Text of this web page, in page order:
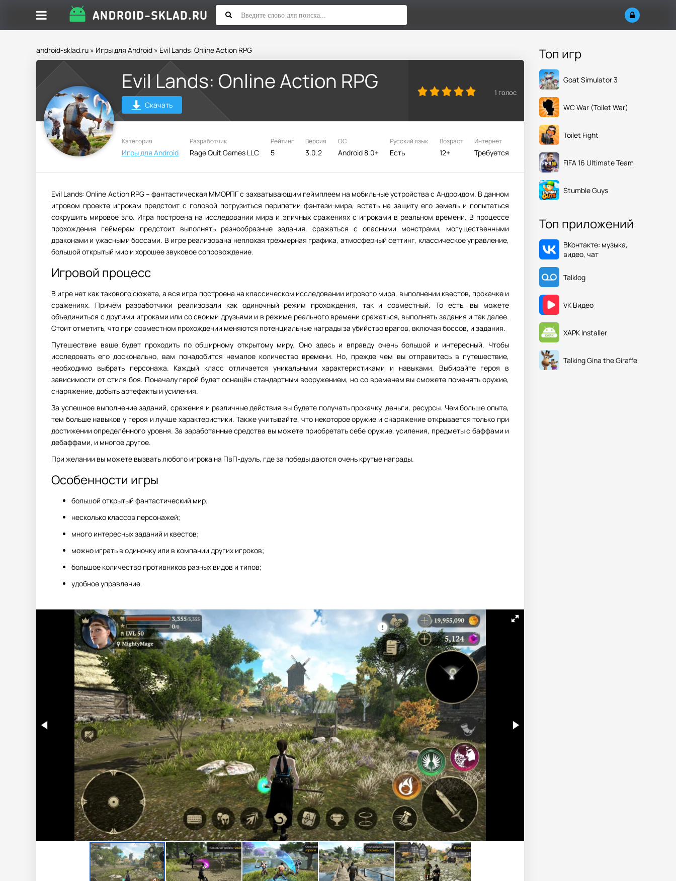
android-sklad.ru » Игры для Android » Evil Lands: Online Action RPG
Evil Lands: Online Action RPG
Скачать
1 голос
Категория
Игры для Android
Разработчик
Rage Quit Games LLC
Рейтинг
5
Версия
3.0.2
ОС
Android 8.0+
Русский язык
Есть
Возраст
12+
Интернет
Требуется
Evil Lands: Online Action RPG – фантастическая ММОРПГ с захватывающим геймплеем на мобильные устройства с Андроидом. В данном
игровом проекте игрокам предстоит с головой погрузиться перипетии фэнтези-мира, встать на защиту его земель и попытаться
сокрушить мировое зло. Игра построена на исследовании мира и эпичных сражениях с игроками в реальном времени. В процессе
прохождения геймерам предстоит выполнять разнообразные задания, сражаться с опасными монстрами, могущественными
драконами и ужасными боссами. В игре реализована неплохая трёхмерная графика, атмосферный сеттинг, классическое управление,
большой открытый мир и хорошее звуковое сопровождение.
Игровой процесс
В игре нет как такового сюжета, а вся игра построена на классическом исследовании игрового мира, выполнении квестов, прокачке и
сражениях. Причём разработчики реализовали как одиночный режим прохождения, так и совместный. То есть, вы можете
объединиться с другими игроками или со своими друзьями и в режиме реального времени сражаться, выполнять задания и так далее.
Стоит отметить, что при совместном прохождении меняются потенциальные награды за убийство врагов, включая боссов, и задания.
Путешествие ваше будет проходить по обширному открытому миру. Оно здесь и вправду очень большой и интересный. Чтобы
исследовать его досконально, вам понадобится немалое количество времени. Но, прежде чем вы отправитесь в путешествие,
необходимо выбрать персонажа. Каждый класс отличается уникальными характеристиками и навыками. Выбирайте героя в
зависимости от стиля боя. Поначалу герой будет оснащён стандартным вооружением, но со временем вы сможете поменять оружие,
снаряжение, добыть артефакты и усиления.
За успешное выполнение заданий, сражения и различные действия вы будете получать прокачку, деньги, ресурсы. Чем больше опыта,
тем больше навыков у героя и лучше характеристики. Также учитывайте, что некоторое оружие и снаряжение открывается только при
достижении определённого уровня. За заработанные средства вы можете приобретать себе оружие, усиления, предметы с баффами и
дебаффами, и многое другое.
При желании вы можете вызвать любого игрока на ПвП-дуэль, где за победы даются очень крутые награды.
Особенности игры
большой открытый фантастический мир;
несколько классов персонажей;
много интересных заданий и квестов;
можно играть в одиночку или в компании других игроков;
большое количество противников разных видов и типов;
удобное управление.
Топ игр
Goat Simulator 3
WC War (Toilet War)
Toilet Fight
FIFA 16 Ultimate Team
Stumble Guys
Топ приложений
ВКонтакте: музыка,
видео, чат
Talklog
VK Видео
XAPK Installer
Talking Gina the Giraffe